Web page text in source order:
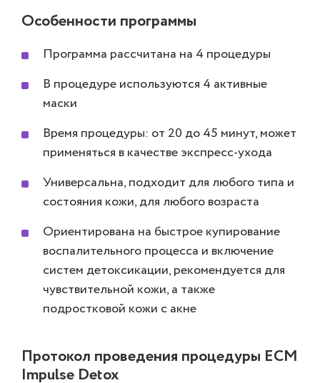
Особенности программы
Программа рассчитана на 4 процедуры
В процедуре используются 4 активные
маски
Время процедуры: от 20 до 45 минут, может
применяться в качестве экспресс-ухода
Универсальна, подходит для любого типа и
состояния кожи, для любого возраста
Ориентирована на быстрое купирование
воспалительного процесса и включение
систем детоксикации, рекомендуется для
чувствительной кожи, а также
подростковой кожи с акне
Протокол проведения процедуры ECM
Impulse Detox